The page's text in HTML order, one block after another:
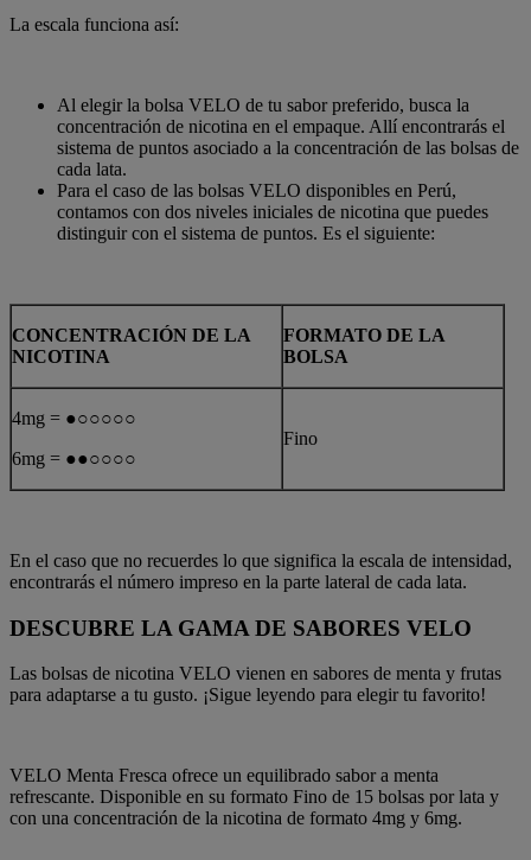
La escala funciona así:
Al elegir la bolsa VELO de tu sabor preferido, busca la
concentración de nicotina en el empaque. Allí encontrarás el
sistema de puntos asociado a la concentración de las bolsas de
cada lata.
Para el caso de las bolsas VELO disponibles en Perú,
contamos con dos niveles iniciales de nicotina que puedes
distinguir con el sistema de puntos. Es el siguiente:
CONCENTRACIÓN DE LA
NICOTINA
FORMATO DE LA
BOLSA
4mg = ●○○○○○
6mg = ●●○○○○
Fino
En el caso que no recuerdes lo que significa la escala de intensidad,
encontrarás el número impreso en la parte lateral de cada lata.
DESCUBRE LA GAMA DE SABORES VELO
Las bolsas de nicotina VELO vienen en sabores de menta y frutas
para adaptarse a tu gusto. ¡Sigue leyendo para elegir tu favorito!
VELO Menta Fresca ofrece un equilibrado sabor a menta
refrescante. Disponible en su formato Fino de 15 bolsas por lata y
con una concentración de la nicotina de formato 4mg y 6mg.